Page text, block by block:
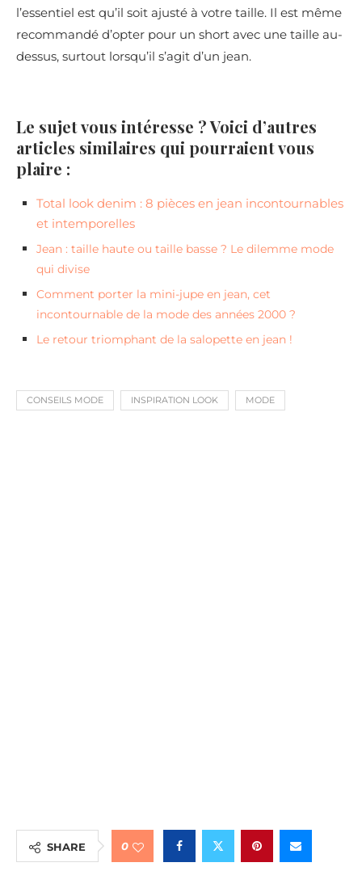
l’essentiel est qu’il soit ajusté à votre taille. Il est même
recommandé d’opter pour un short avec une taille au-
dessus, surtout lorsqu’il s’agit d’un jean.
Le sujet vous intéresse ? Voici d’autres
articles similaires qui pourraient vous
plaire :
Total look denim : 8 pièces en jean incontournables
et intemporelles
Jean : taille haute ou taille basse ? Le dilemme mode
qui divise
Comment porter la mini-jupe en jean, cet
incontournable de la mode des années 2000 ?
Le retour triomphant de la salopette en jean !
CONSEILS MODE INSPIRATION LOOK MODE
SHARE 0